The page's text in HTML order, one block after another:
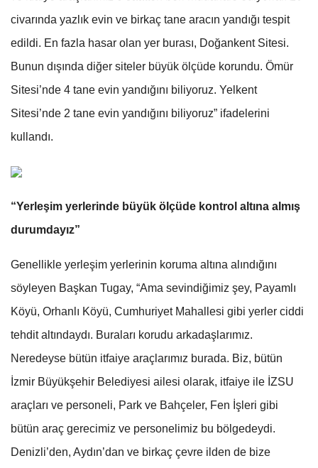
civarında yazlık evin ve birkaç tane aracın yandığı tespit
edildi. En fazla hasar olan yer burası, Doğankent Sitesi.
Bunun dışında diğer siteler büyük ölçüde korundu. Ömür
Sitesi’nde 4 tane evin yandığını biliyoruz. Yelkent
Sitesi’nde 2 tane evin yandığını biliyoruz” ifadelerini
kullandı.
“Yerleşim yerlerinde büyük ölçüde kontrol altına almış
durumdayız”
Genellikle yerleşim yerlerinin koruma altına alındığını
söyleyen Başkan Tugay, “Ama sevindiğimiz şey, Payamlı
Köyü, Orhanlı Köyü, Cumhuriyet Mahallesi gibi yerler ciddi
tehdit altındaydı. Buraları korudu arkadaşlarımız.
Neredeyse bütün itfaiye araçlarımız burada. Biz, bütün
İzmir Büyükşehir Belediyesi ailesi olarak, itfaiye ile İZSU
araçları ve personeli, Park ve Bahçeler, Fen İşleri gibi
bütün araç gerecimiz ve personelimiz bu bölgedeydi.
Denizli’den, Aydın’dan ve birkaç çevre ilden de bize